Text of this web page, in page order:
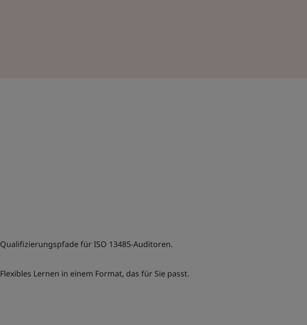
Qualifizierungspfade für ISO 13485-Auditoren.
Flexibles Lernen in einem Format, das für Sie passt.